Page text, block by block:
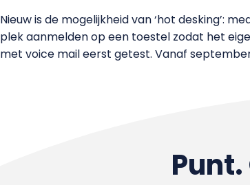
Nieuw is de mogelijkheid van ‘hot desking’:
plek aanmelden op een toestel zodat het
met voice mail eerst getest. Vanaf